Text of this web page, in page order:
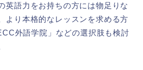
英語力をお持ちの方には物足りな
より本格的なレッスンを求める方
外語学院」などの選択肢も検討